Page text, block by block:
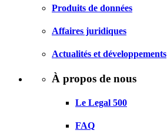
Produits de données
Affaires juridiques
Actualités et développements
À propos de nous
Le Legal 500
FAQ